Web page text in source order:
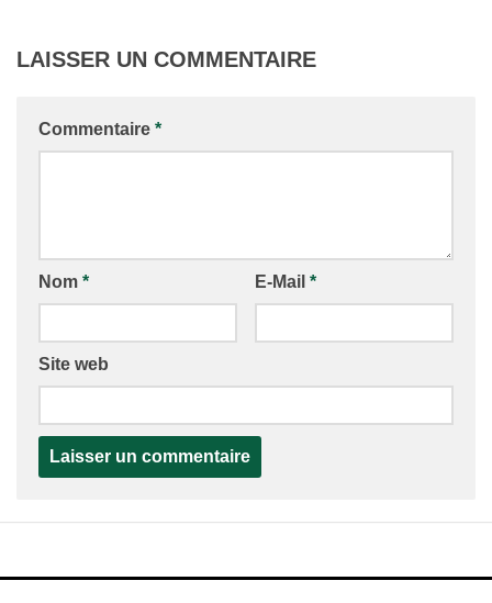
LAISSER UN COMMENTAIRE
Commentaire *
Nom * E-Mail *
Site web